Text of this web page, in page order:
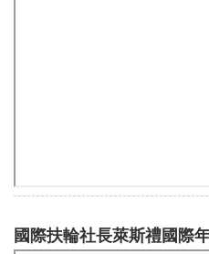
國際扶輪社長萊斯禮國際